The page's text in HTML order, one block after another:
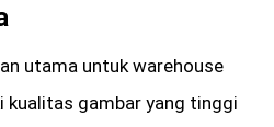
utama untuk warehouse
kualitas gambar yang tinggi